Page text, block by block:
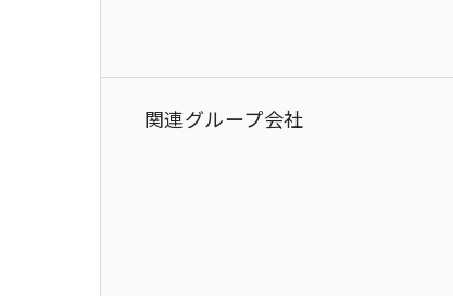
関連グループ会社